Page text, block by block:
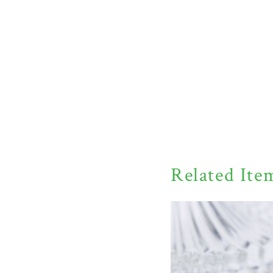
Related